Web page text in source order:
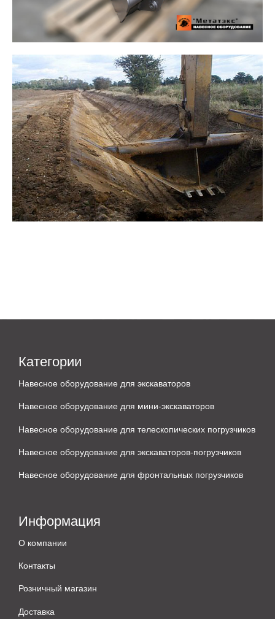
Категории
Навесное оборудование для экскаваторов
Навесное оборудование для мини-экскаваторов
Навесное оборудование для телескопических погрузчиков
Навесное оборудование для экскаваторов-погрузчиков
Навесное оборудование для фронтальных погрузчиков
Информация
О компании
Контакты
Розничный магазин
Доставка